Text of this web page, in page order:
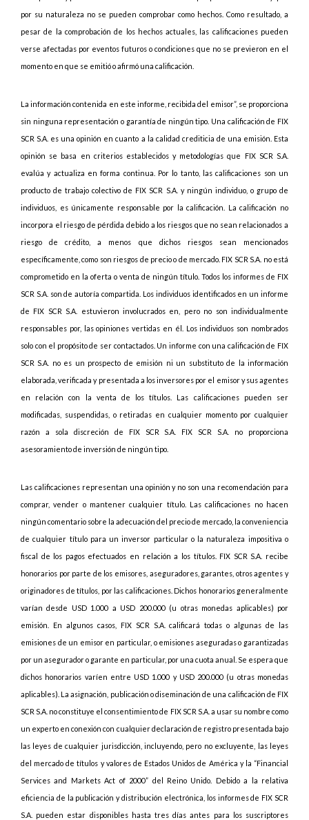
por su naturaleza no se pueden comprobar como hechos. Como resultado, a
pesar de la comprobación de los hechos actuales, las calificaciones pueden
verse afectadas por eventos futuros o condiciones que no se previeron en el
momento en que se emitió o afirmó una calificación.
La información contenida en este informe, recibida del emisor”, se proporciona
sin ninguna representación o garantía de ningún tipo. Una calificación de FIX
SCR S.A. es una opinión en cuanto a la calidad crediticia de una emisión. Esta
opinión se basa en criterios establecidos y metodologías que FIX SCR S.A.
evalúa y actualiza en forma continua. Por lo tanto, las calificaciones son un
producto de trabajo colectivo de FIX SCR S.A. y ningún individuo, o grupo de
individuos, es únicamente responsable por la calificación. La calificación no
incorpora el riesgo de pérdida debido a los riesgos que no sean relacionados a
riesgo de crédito, a menos que dichos riesgos sean mencionados
específicamente, como son riesgos de precio o de mercado. FIX SCR S.A. no está
comprometido en la oferta o venta de ningún título. Todos los informes de FIX
SCR S.A. son de autoría compartida. Los individuos identificados en un informe
de FIX SCR S.A. estuvieron involucrados en, pero no son individualmente
responsables por, las opiniones vertidas en él. Los individuos son nombrados
solo con el propósito de ser contactados. Un informe con una calificación de FIX
SCR S.A. no es un prospecto de emisión ni un substituto de la información
elaborada, verificada y presentada a los inversores por el emisor y sus agentes
en relación con la venta de los títulos. Las calificaciones pueden ser
modificadas, suspendidas, o retiradas en cualquier momento por cualquier
razón a sola discreción de FIX SCR S.A. FIX SCR S.A. no proporciona
asesoramiento de inversión de ningún tipo.
Las calificaciones representan una opinión y no son una recomendación para
comprar, vender o mantener cualquier título. Las calificaciones no hacen
ningún comentario sobre la adecuación del precio de mercado, la conveniencia
de cualquier título para un inversor particular o la naturaleza impositiva o
fiscal de los pagos efectuados en relación a los títulos. FIX SCR S.A. recibe
honorarios por parte de los emisores, aseguradores, garantes, otros agentes y
originadores de títulos, por las calificaciones. Dichos honorarios generalmente
varían desde USD 1.000 a USD 200.000 (u otras monedas aplicables) por
emisión. En algunos casos, FIX SCR S.A. calificará todas o algunas de las
emisiones de un emisor en particular, o emisiones aseguradas o garantizadas
por un asegurador o garante en particular, por una cuota anual. Se espera que
dichos honorarios varíen entre USD 1.000 y USD 200.000 (u otras monedas
aplicables). La asignación, publicación o diseminación de una calificación de FIX
SCR S.A. no constituye el consentimiento de FIX SCR S.A. a usar su nombre como
un experto en conexión con cualquier declaración de registro presentada bajo
las leyes de cualquier jurisdicción, incluyendo, pero no excluyente, las leyes
del mercado de títulos y valores de Estados Unidos de América y la “Financial
Services and Markets Act of 2000” del Reino Unido. Debido a la relativa
eficiencia de la publicación y distribución electrónica, los informes de FIX SCR
S.A. pueden estar disponibles hasta tres días antes para los suscriptores